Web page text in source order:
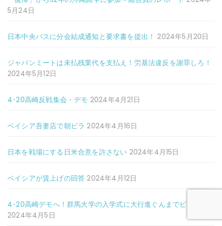
5月24日
日本中央バスに分会結成通知と要求書を提出！ 2024年5月20日
ジャパンミートは未払残業代を支払え！労基法違反を謝罪しろ！
2024年5月12日
4･20高崎反戦集会・デモ 2024年4月21日
ベイシア吾妻店で朝ビラ 2024年4月16日
日本を戦場にする日米合意を許さない 2024年4月15日
ベイシアが賃上げの回答 2024年4月12日
4･20高崎デモへ！群馬大学の入学式に大行進ぐんまでビラまき
2024年4月5日